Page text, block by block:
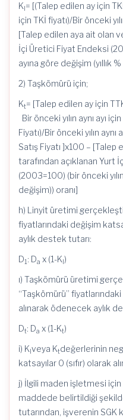
Kl= [(Talep edilen ay için TKİ
için TKİ fiyatı)/Bir önceki
[Talep edilen aya ait olan
İçi Üretici Fiyat Endeksi
ayına göre değişim (yıllık
2) Taşkömürü için;
Kt= [Talep edilen ay için
Bir önceki yılın aynı ayı
Fiyatı)/Bir önceki yılın
Satış Fiyatı ]x100 –
tarafından açıklanan Yurt
(2003=100) (bir önceki
değişim)) oranı]
h) Linyit üretimi
fiyatlarındaki değişim
aylık destek tutarı:
D1: Da x (1-Kl)
ı) Taşkömürü üretimi
“Taşkömürü”
alınarak ödenecek aylık
Dt: Da x (1-Kt)
i) Klveya Ktdeğerlerinin
katsayılar 0 (sıfır) olarak
j) İlgili maden işletmesi
maddede belirtildiği
tutarından, işverenin SGK